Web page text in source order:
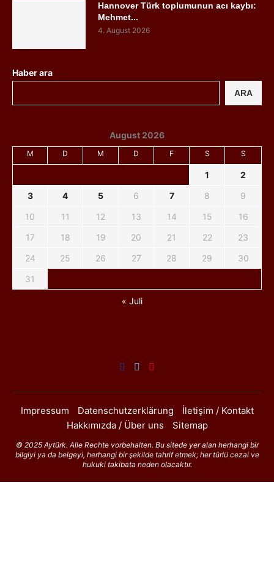
Hannover Türk toplumunun acı kaybı:
Mehmet...
4. August 2026
Haber ara
ARA
August 2026
M D M D F S S
1
2
3
4 5 6 7 8
9
10
11 12 13 14 15
16
17
18 19 20 21 22
23
24
25 26 27 28 29
30
31
« Juli
Impressum Datenschutzerklärung
İletişim / Kontakt
Hakkımızda / Über uns
Sitemap
© 2025 Aytürk. Alle Rechte vorbehalten. Bu sitede yer alan herhangi bir
bilgiyi ya da belgeyi, herhangi bir şekilde tahrif etmek; her türlü cezai ve
hukuki takibata neden olacaktır.